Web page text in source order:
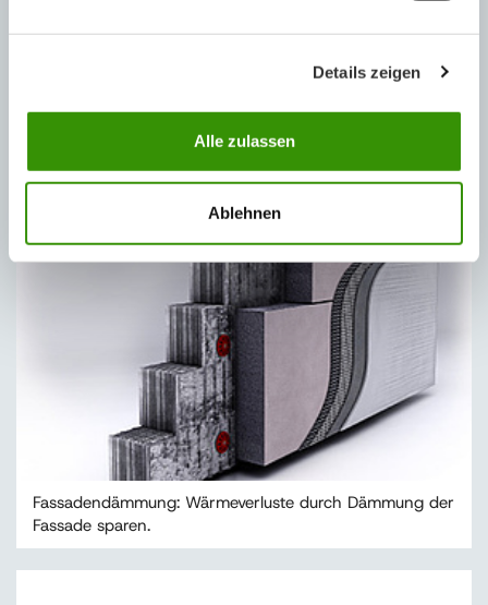
Details zeigen
Alle zulassen
Ablehnen
Dämmung der Fundament- bzw. Bodenplatte
Fassadendämmung: Wärmeverluste durch Dämmung der
Fassade sparen.